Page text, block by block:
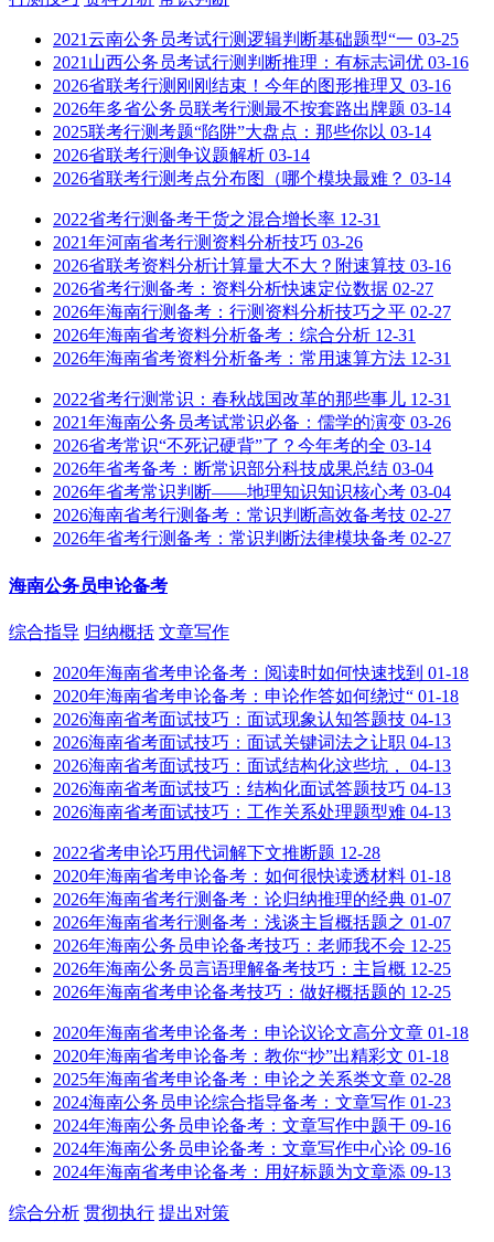
2021云南公务员考试行测逻辑判断基础题型“一 03-25
2021山西公务员考试行测判断推理：有标志词优 03-16
2026省联考行测刚刚结束！今年的图形推理又 03-16
2026年多省公务员联考行测最不按套路出牌题 03-14
2025联考行测考题“陷阱”大盘点：那些你以 03-14
2026省联考行测争议题解析 03-14
2026省联考行测考点分布图（哪个模块最难？ 03-14
2022省考行测备考干货之混合增长率 12-31
2021年河南省考行测资料分析技巧 03-26
2026省联考资料分析计算量大不大？附速算技 03-16
2026省考行测备考：资料分析快速定位数据 02-27
2026年海南行测备考：行测资料分析技巧之平 02-27
2026年海南省考资料分析备考：综合分析 12-31
2026年海南省考资料分析备考：常用速算方法 12-31
2022省考行测常识：春秋战国改革的那些事儿 12-31
2021年海南公务员考试常识必备：儒学的演变 03-26
2026省考常识“不死记硬背”了？今年考的全 03-14
2026年省考备考：断常识部分科技成果总结 03-04
2026年省考常识判断——地理知识知识核心考 03-04
2026海南省考行测备考：常识判断高效备考技 02-27
2026年省考行测备考：常识判断法律模块备考 02-27
海南公务员申论备考
综合指导 归纳概括 文章写作
2020年海南省考申论备考：阅读时如何快速找到 01-18
2020年海南省考申论备考：申论作答如何绕过“ 01-18
2026海南省考面试技巧：面试现象认知答题技 04-13
2026海南省考面试技巧：面试关键词法之让职 04-13
2026海南省考面试技巧：面试结构化这些坑， 04-13
2026海南省考面试技巧：结构化面试答题技巧 04-13
2026海南省考面试技巧：工作关系处理题型难 04-13
2022省考申论巧用代词解下文推断题 12-28
2020年海南省考申论备考：如何很快读透材料 01-18
2026年海南省考行测备考：论归纳推理的经典 01-07
2026年海南省考行测备考：浅谈主旨概括题之 01-07
2026年海南公务员申论备考技巧：老师我不会 12-25
2026年海南公务员言语理解备考技巧：主旨概 12-25
2026年海南省考申论备考技巧：做好概括题的 12-25
2020年海南省考申论备考：申论议论文高分文章 01-18
2020年海南省考申论备考：教你“抄”出精彩文 01-18
2025年海南省考申论备考：申论之关系类文章 02-28
2024海南公务员申论综合指导备考：文章写作 01-23
2024年海南公务员申论备考：文章写作中题干 09-16
2024年海南公务员申论备考：文章写作中心论 09-16
2024年海南省考申论备考：用好标题为文章添 09-13
综合分析 贯彻执行 提出对策